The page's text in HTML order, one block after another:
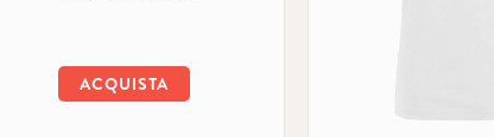
ACQUISTA